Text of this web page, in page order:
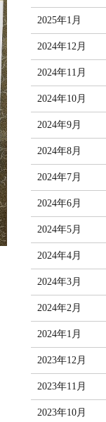
2025年1月
2024年12月
2024年11月
2024年10月
2024年9月
2024年8月
2024年7月
2024年6月
2024年5月
2024年4月
2024年3月
2024年2月
2024年1月
2023年12月
2023年11月
2023年10月